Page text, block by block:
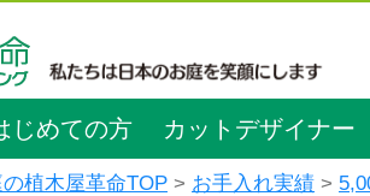
じめての方 カットデザイナー
植木屋革命TOP お手入れ実績